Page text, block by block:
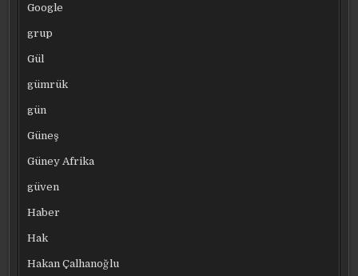
Google
grup
Gül
gümrük
gün
Güneş
Güney Afrika
güven
Haber
Hak
Hakan Çalhanoğlu